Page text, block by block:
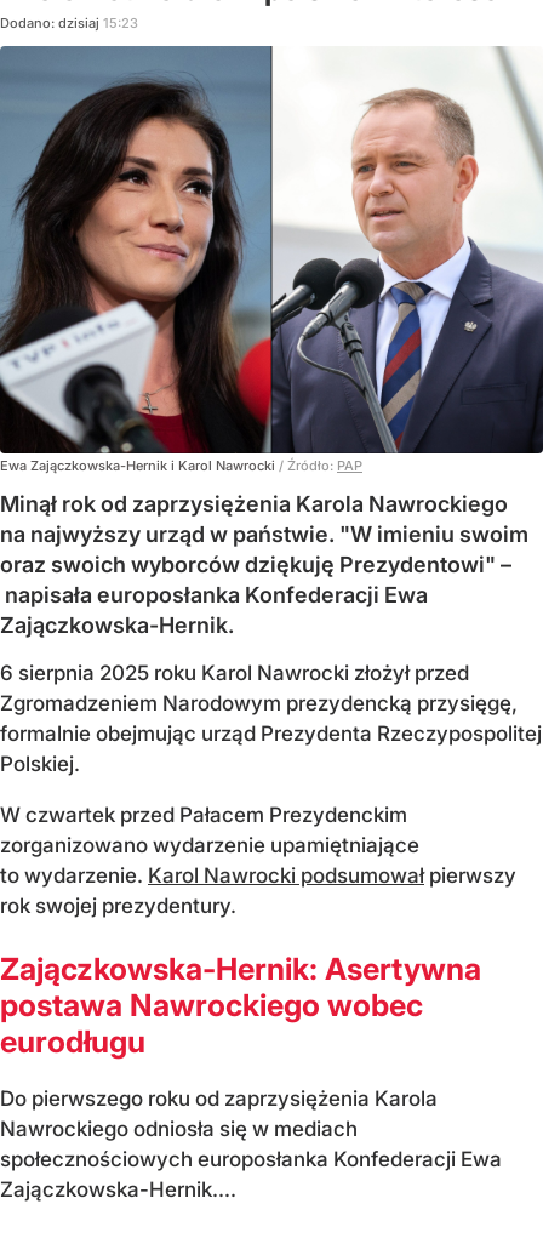
Dodano: dzisiaj 15:23
Ewa Zajączkowska-Hernik i Karol Nawrocki / Źródło: PAP
Minął rok od zaprzysiężenia Karola Nawrockiego
na najwyższy urząd w państwie. "W imieniu swoim
oraz swoich wyborców dziękuję Prezydentowi" –
napisała europosłanka Konfederacji Ewa
Zajączkowska-Hernik.
6 sierpnia 2025 roku Karol Nawrocki złożył przed
Zgromadzeniem Narodowym prezydencką przysięgę,
formalnie obejmując urząd Prezydenta Rzeczypospolitej
Polskiej.
W czwartek przed Pałacem Prezydenckim
zorganizowano wydarzenie upamiętniające
to wydarzenie. Karol Nawrocki podsumowałpierwszy
rok swojej prezydentury.
Zajączkowska-Hernik: Asertywna
postawa Nawrockiego wobec
eurodługu
Do pierwszego roku od zaprzysiężenia Karola
Nawrockiego odniosła się w mediach
społecznościowych europosłanka Konfederacji Ewa
Zajączkowska-Hernik....